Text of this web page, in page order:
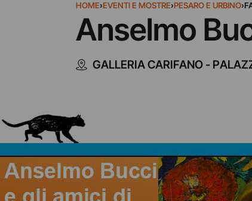
HOME›EVENTI E MOSTRE›PESARO E URBINO›
Anselmo
GALLERIA CARIFANO -